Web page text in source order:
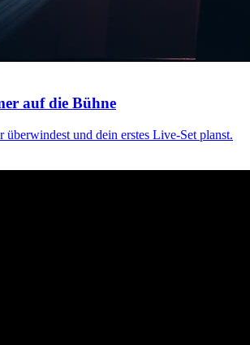
auf die Bühne
überwindest und dein erstes Live-Set planst.